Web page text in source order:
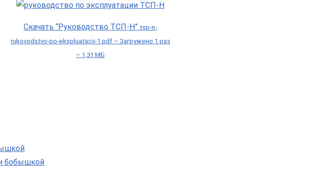
Скачать “Руководство ТСП-Н” tsp-n-
rukovodstvo-po-ekspluatacii-1.pdf – Загружено 1 раз
– 1,31 МБ